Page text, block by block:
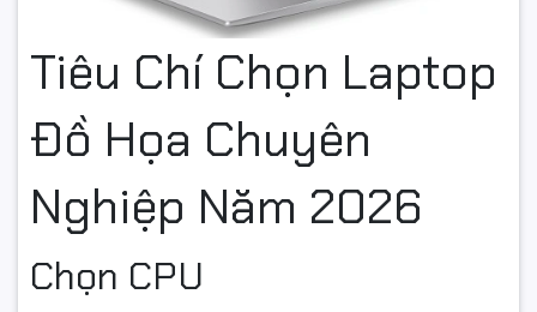
Tiêu Chí Chọn Laptop
Đồ Họa Chuyên
Nghiệp Năm 2026
Chọn CPU